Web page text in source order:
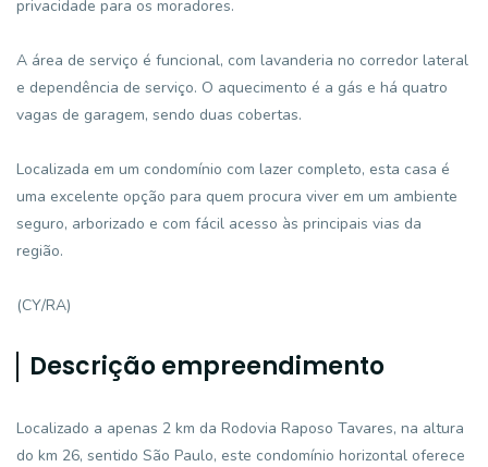
privacidade para os moradores.
A área de serviço é funcional, com lavanderia no corredor lateral
e dependência de serviço. O aquecimento é a gás e há quatro
vagas de garagem, sendo duas cobertas.
Localizada em um condomínio com lazer completo, esta casa é
uma excelente opção para quem procura viver em um ambiente
seguro, arborizado e com fácil acesso às principais vias da
região.
(CY/RA)
Descrição empreendimento
Localizado a apenas 2 km da Rodovia Raposo Tavares, na altura
do km 26, sentido São Paulo, este condomínio horizontal oferece